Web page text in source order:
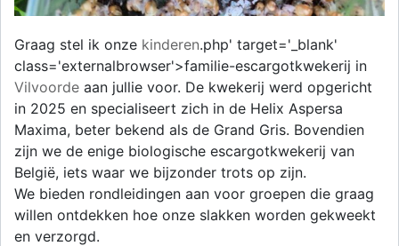
Graag stel ik onze kinderen.php' target='_blank'
class='externalbrowser'>familie-escargotkwekerij in
Vilvoorde aan jullie voor. De kwekerij werd opgericht
in 2025 en specialiseert zich in de Helix Aspersa
Maxima, beter bekend als de Grand Gris. Bovendien
zijn we de enige biologische escargotkwekerij van
België, iets waar we bijzonder trots op zijn.
We bieden rondleidingen aan voor groepen die graag
willen ontdekken hoe onze slakken worden gekweekt
en verzorgd.